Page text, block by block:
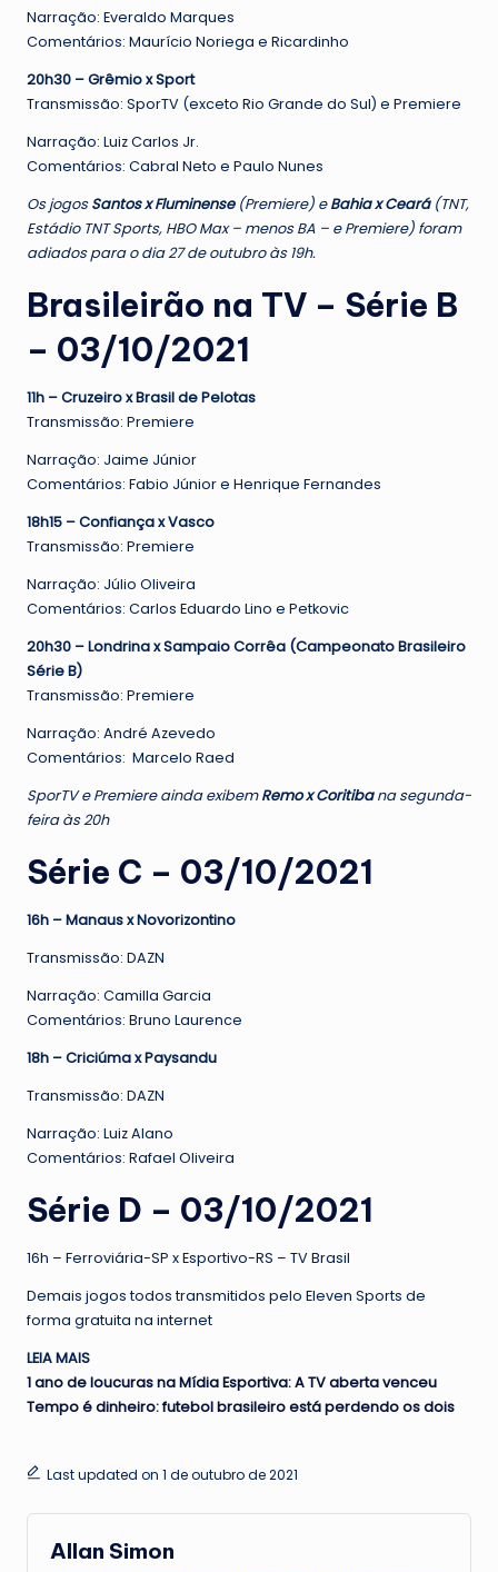
Narração: Everaldo Marques
Comentários: Maurício Noriega e Ricardinho
20h30 – Grêmio x Sport
Transmissão: SporTV (exceto Rio Grande do Sul) e Premiere
Narração: Luiz Carlos Jr.
Comentários: Cabral Neto e Paulo Nunes
Os jogosSantos x Fluminense(Premiere) eBahia x Ceará(TNT,
Estádio TNT Sports, HBO Max – menos BA – e Premiere) foram
adiados para o dia 27 de outubro às 19h.
Brasileirão na TV – Série B
– 03/10/2021
11h – Cruzeiro x Brasil de Pelotas
Transmissão: Premiere
Narração: Jaime Júnior
Comentários: Fabio Júnior e Henrique Fernandes
18h15 – Confiança x Vasco
Transmissão: Premiere
Narração: Júlio Oliveira
Comentários: Carlos Eduardo Lino e Petkovic
20h30 – Londrina x Sampaio Corrêa (Campeonato Brasileiro
Série B)
Transmissão: Premiere
Narração: André Azevedo
Comentários: Marcelo Raed
SporTV e Premiere ainda exibemRemo x Coritibana segunda-
feira às 20h
Série C – 03/10/2021
16h – Manaus x Novorizontino
Transmissão: DAZN
Narração: Camilla Garcia
Comentários: Bruno Laurence
18h – Criciúma x Paysandu
Transmissão: DAZN
Narração: Luiz Alano
Comentários: Rafael Oliveira
Série D – 03/10/2021
16h – Ferroviária-SP x Esportivo-RS – TV Brasil
Demais jogos todos transmitidos pelo Eleven Sports de
forma gratuita na internet
LEIA MAIS
1 ano de loucuras na Mídia Esportiva: A TV aberta venceu
Tempo é dinheiro: futebol brasileiro está perdendo os dois
Last updated on 1 de outubro de 2021
Allan Simon